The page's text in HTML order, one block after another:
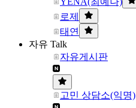
로제
태연
자유 Talk
자유게시판
고민 상담소(익명)